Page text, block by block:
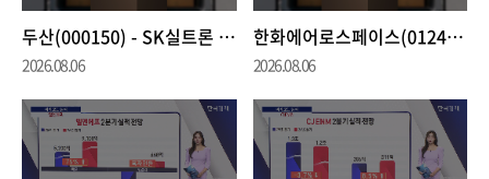
두산(000150) - SK실트론 2.3조에 인수···반도체 사업 확대
2026.08.06
한화에어로스페이스(012450) - 2분기 깜짝 실적···영업익 1조 돌파
2026.08.06